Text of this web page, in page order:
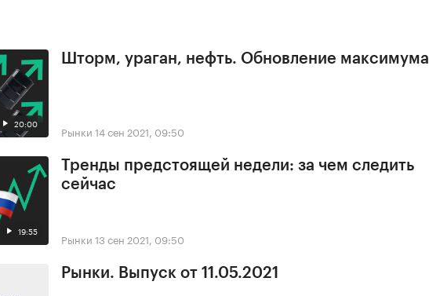
20:00
Шторм, ураган, нефть. Обновление максимума
Рынки 14 сен 2021, 09:50
19:55
Тренды предстоящей недели: за чем следить
сейчас
Рынки 13 сен 2021, 09:50
Рынки. Выпуск от 11.05.2021